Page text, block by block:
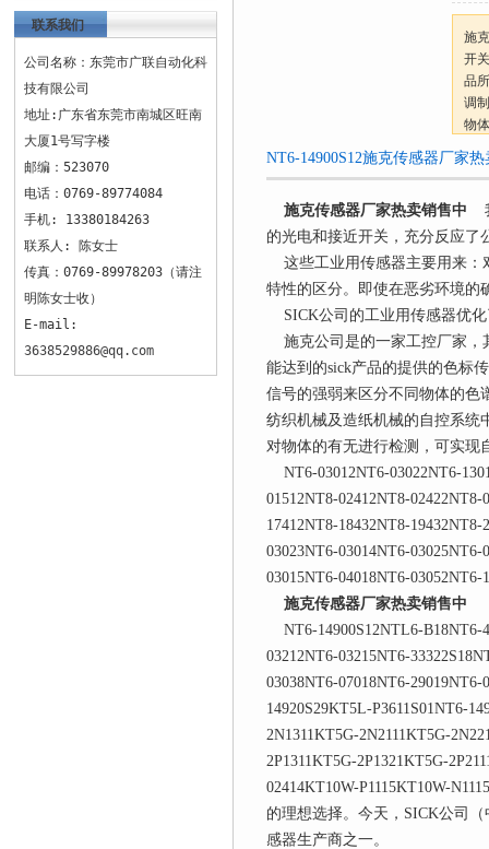
联系我们
公司名称：东莞市广联自动化科
技有限公司
地址:广东省东莞市南城区旺南
大厦1号写字楼
邮编：523070
电话：0769-89774084
手机: 13380184263
联系人: 陈女士
传真：0769-89978203（请注
明陈女士收）
E-mail:
3638529886@qq.com
施
开
品
调
物
NT6-14900S12施克传感器厂家
施克传感器厂家热卖销售中
的光电和接近开关，充分反应了
这些工业用传感器主要用来：
特性的区分。即使在恶劣环境的
SICK公司的工业用传感器优
施克公司是的一家工控厂家，
能达到的sick产品的提供的色标
信号的强弱来区分不同物体的色
纺织机械及造纸机械的自控系统
对物体的有无进行检测，可实现
NT6-03012NT6-03022NT6-
01512NT8-02412NT8-
17412NT8-18432NT8-
03023NT6-03014NT6-
03015NT6-04018NT6-
施克传感器厂家热卖销售中
NT6-14900S12NTL6-B18NT6-
03212NT6-03215NT6-
03038NT6-07018NT6-
14920S29KT5L-P3611S01NT6-
2N1311KT5G-2N2111KT5G-
2P1311KT5G-2P1321KT5G-
02414KT10W-P1115KT10W-
的理想选择。今天，SICK公司
感器生产商之一。